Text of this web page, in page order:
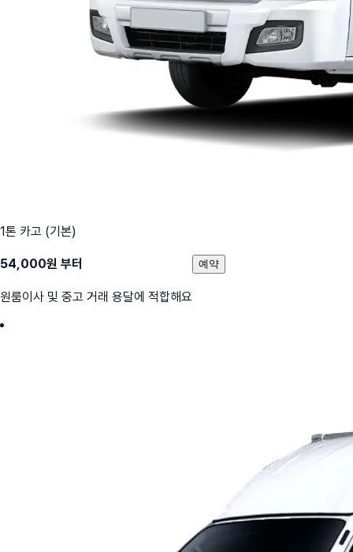
1톤 카고 (기본)
54,000원 부터
원룸이사 및 중고 거래 용달에 적합해요
예약